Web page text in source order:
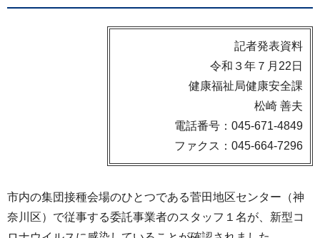
記者発表資料
令和３年７月22日
健康福祉局健康安全課
松崎 善夫
電話番号：045-671-4849
ファクス：045-664-7296
市内の集団接種会場のひとつである菅田地区センター（神
奈川区）で従事する委託事業者のスタッフ１名が、新型コ